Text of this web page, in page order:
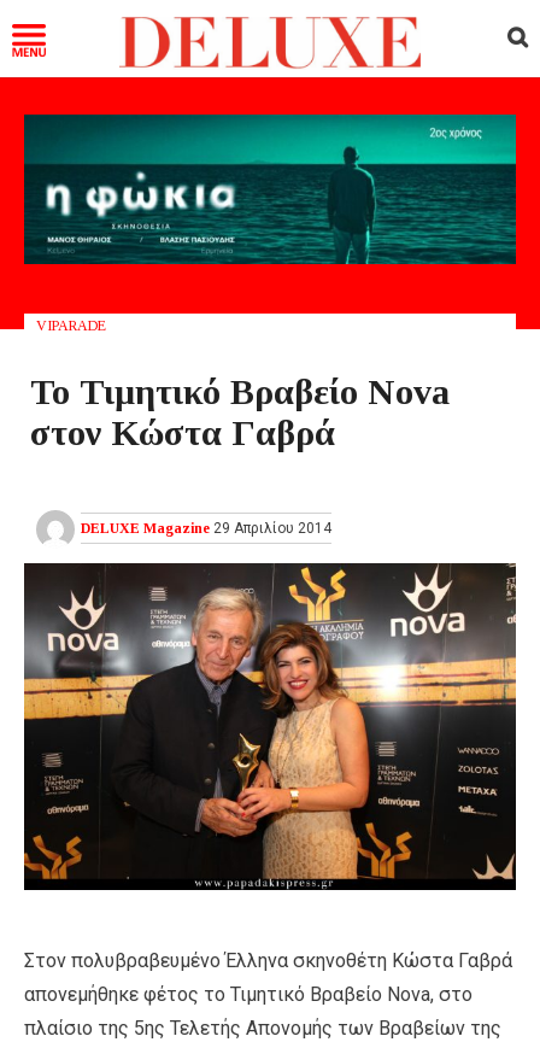
VIPARADE
Το Τιμητικό Βραβείο Nova
στον Κώστα Γαβρά
DELUXE Magazine 29 Απριλίου 2014
Στον πολυβραβευμένο Έλληνα σκηνοθέτη Κώστα Γαβρά
απονεμήθηκε φέτος το Τιμητικό Βραβείο Nova, στο
πλαίσιο της 5ης Τελετής Απονομής των Βραβείων της